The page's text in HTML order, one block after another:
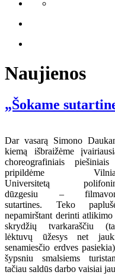
Naujienos
„Šokame
Dar vasarą Simono
kiemą išbraižėme
choreografiniais
pripildėme
Universitetą
dūzgesiu –
sutartines. Teko
nepamirštant derinti atlikimo
skrydžių tvarkaraščiu
lėktuvų ūžesys net
senamiesčio erdves
šypsniu smalsiems
tačiau saldūs darbo vaisiai